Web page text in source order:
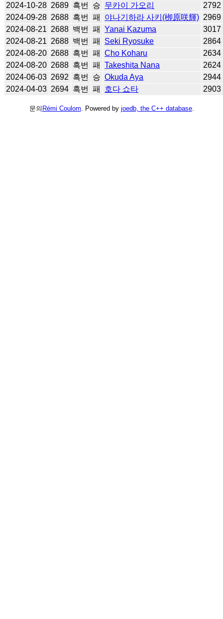
2024-10-28 2689 흑번 승 무카이 가오리
2792
2024-09-28 2688 흑번 패 야나기하라 사키(栁原咲輝) 2969
2024-08-21 2688 백번 패 Yanai Kazuma
3017
2024-08-21 2688 백번 패 Seki Ryosuke
2864
2024-08-20 2688 흑번 패 Cho Koharu
2634
2024-08-20 2688 흑번 패 Takeshita Nana
2624
2024-06-03 2692 흑번 승 Okuda Aya
2944
2024-04-03 2694 흑번 패 호다 쇼타 2903
문의 Rémi Coulom . Powered by joedb, the C++ database.